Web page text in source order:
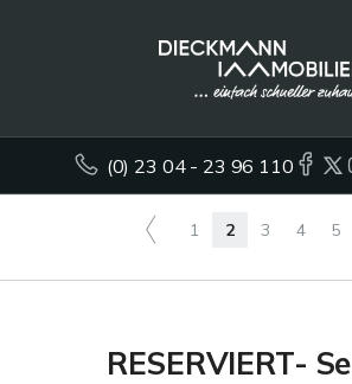
(0) 23 04 - 23 96 110
1 2 3 4 5
RESERVIERT-